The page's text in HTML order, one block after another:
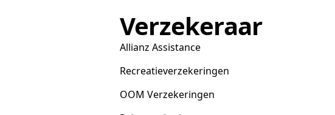
Verzekeraar
Allianz Assistance
Recreatieverzekeringen
OOM Verzekeringen